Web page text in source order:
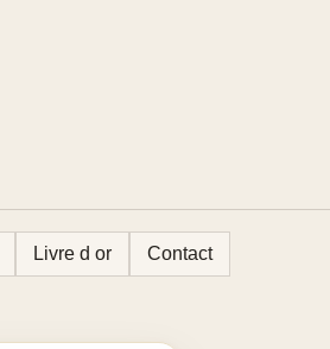
Livre d or Contact